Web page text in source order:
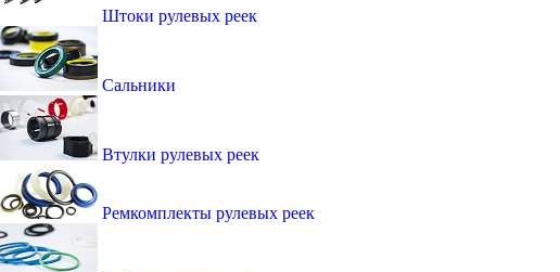
Штоки рулевых реек
Сальники
Втулки рулевых реек
Ремкомплекты рулевых реек